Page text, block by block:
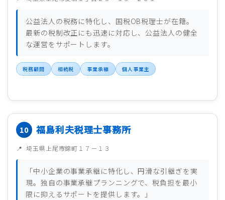
公益法人の税務に特化し、国税OB税理士が在籍。
最新の税制改正にも迅速に対応し、公益法人の健全
な運営をサポートします。
税務顧問 相続税 事業承継 個人事業主
福島利夫税理士事務所
埼玉県上尾市錦町１７－１３
「中小企業の事業承継に特化し、円滑な引継ぎを実
現。独自の事業承継プランニングで、税負担を最小
限に抑えるサポートを提供します。」